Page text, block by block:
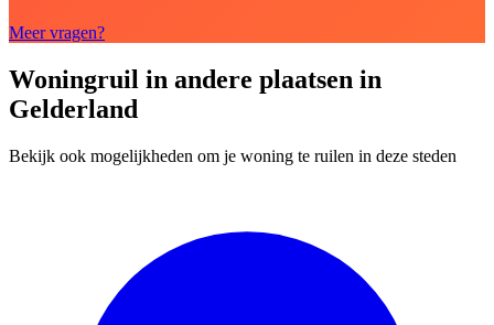
Meer vragen?
Woningruil in andere plaatsen in
Gelderland
Bekijk ook mogelijkheden om je woning te ruilen in deze steden